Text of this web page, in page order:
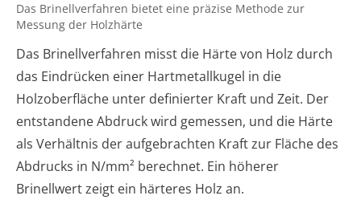
Das Brinellverfahren bietet eine präzise Methode zur
Messung der Holzhärte
Das Brinellverfahren misst die Härte von Holz durch
das Eindrücken einer Hartmetallkugel in die
Holzoberfläche unter definierter Kraft und Zeit. Der
entstandene Abdruck wird gemessen, und die Härte
als Verhältnis der aufgebrachten Kraft zur Fläche des
Abdrucks in N/mm² berechnet. Ein höherer
Brinellwert zeigt ein härteres Holz an.